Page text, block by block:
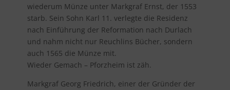
wiederum Münze unter Markgraf Ernst, der 1553
starb. Sein Sohn Karl 11. verlegte die Residenz
nach Einführung der Reformation nach Durlach
und nahm nicht nur Reuchlins Bücher, sondern
auch 1565 die Münze mit.
Wieder Gemach – Pforzheim ist zäh.
Markgraf Georg Friedrich, einer der Gründer der